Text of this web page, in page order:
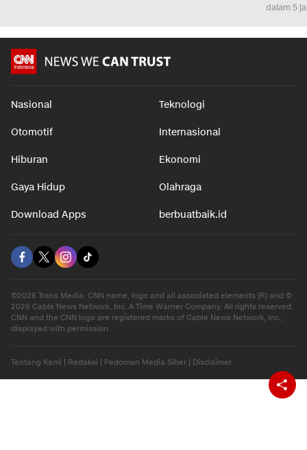
dalam 5
Nasional Teknologi
Otomotif Internasional
Hiburan Ekonomi
Gaya Hidup Olahraga
Download Apps berbuatbaik.id
©2026 Trans Media, CNN name, logo and all associated elements (R) and ©
2026 Cable News Network, Inc. A Time Warner Company. All rights reserved.
CNN and the CNN logo are registered marks of Cable News Network, Inc.,
displayed with permission.
Tentang Kami Redaksi Pedoman Media Siber Disclaimer